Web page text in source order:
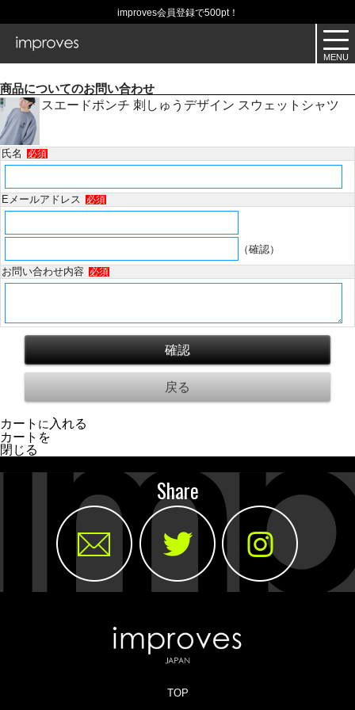
improves会員登録で500pt！
商品についてのお問い合わせ
スエードポンチ 刺しゅうデザイン スウェットシャツ
氏名 必須
Eメールアドレス 必須
（確認）
お問い合わせ内容
必須
カート に入れる
カートを
閉じる
Share
TOP